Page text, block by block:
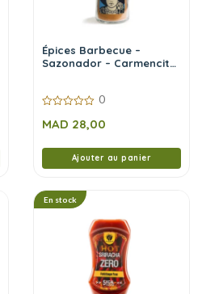
Épices Barbecue –
Sazonador – Carmencita
sur
0
MAD 28,00
Ajouter au panier
En stock